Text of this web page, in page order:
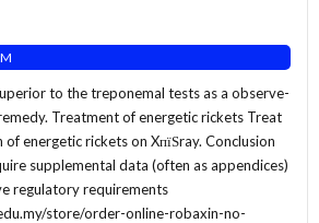
to the treponemal tests as a observe-
Treatment of energetic rickets Treat
energetic rickets on XпїЅray. Conclusion
supplemental data (often as appendices)
regulatory requirements
store/order-online-robaxin-no-